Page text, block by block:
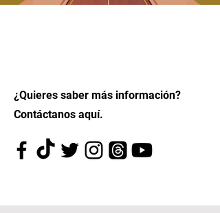
¿Quieres saber más información?
Contáctanos aquí.